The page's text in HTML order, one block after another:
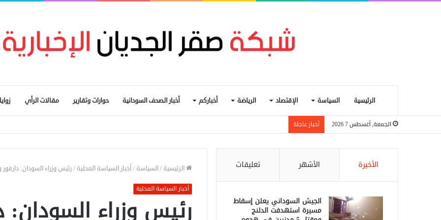
الرئيسية السياسة الإقتصاد الرياضة أخباركم أخبار الصحف السودانية حوارات وتقارير مقالات الرأي
الجمعة, أغسطس 7 2026 أخبار عاجلة
الرئيسية /السياسة /أخبار السياسة المحلية / رئيس وزراء السودان:
أخبار السياسة المحلية
رئيس وزراء السودان:
الأخيرة الأشهر تعليقات
الجيش السوداني يعلن إسقاط
مسيرة استهدفت الدلنج